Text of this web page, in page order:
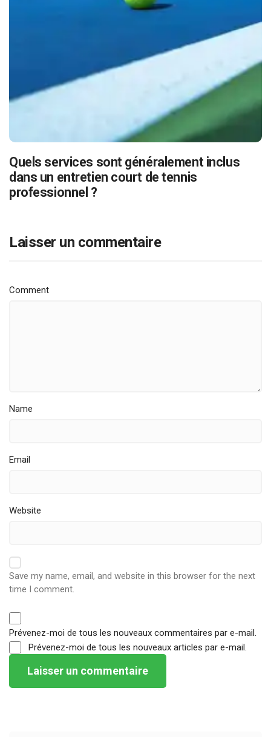
Quels services sont généralement inclus
dans un entretien court de tennis
professionnel ?
Laisser un commentaire
Comment
Name
Email
Website
Save my name, email, and website in this browser for the next
time I comment.
Prévenez-moi de tous les nouveaux commentaires par e-mail.
Prévenez-moi de tous les nouveaux articles par e-mail.